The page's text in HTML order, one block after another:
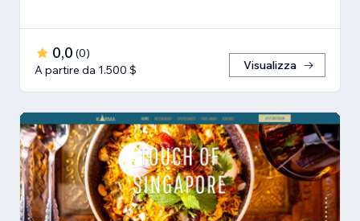
0,0 (0)
A partire da 1.500 $
Visualizza